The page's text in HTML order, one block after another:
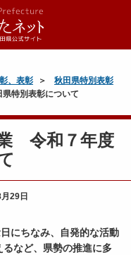
、表彰
秋田県特別表彰
特別表彰について
業 令和７年度
29日
にちなみ、自発的な活動
など、県勢の推進に多